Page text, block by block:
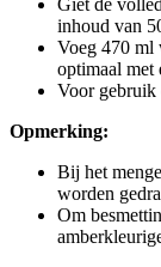
Giet de
inhoud van
Voeg 470 ml
optimaal met
Voor gebruik
Opmerking:
Bij het
worden
Om